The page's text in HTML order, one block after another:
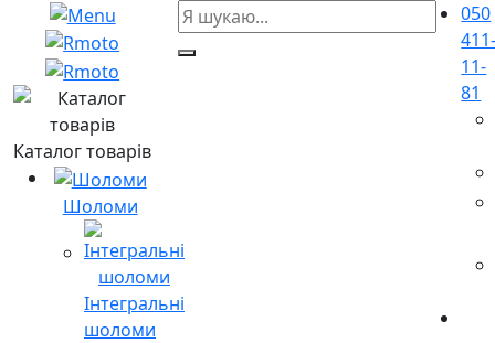
Каталог товарів
Шоломи
Інтегральні
шоломи
050
11-
81